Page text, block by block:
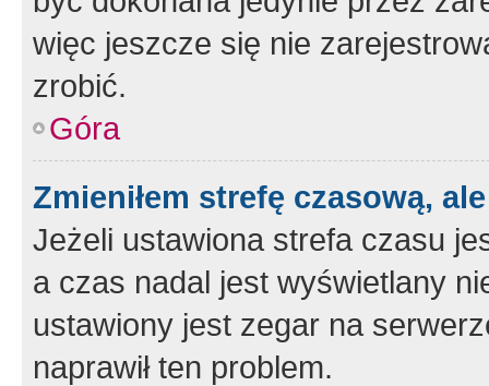
więc jeszcze się nie
zrobić.
Góra
Zmieniłem strefę czasową,
Jeżeli ustawiona strefa czasu
a czas nadal jest wyświetlany
ustawiony jest zegar na
naprawił ten problem.